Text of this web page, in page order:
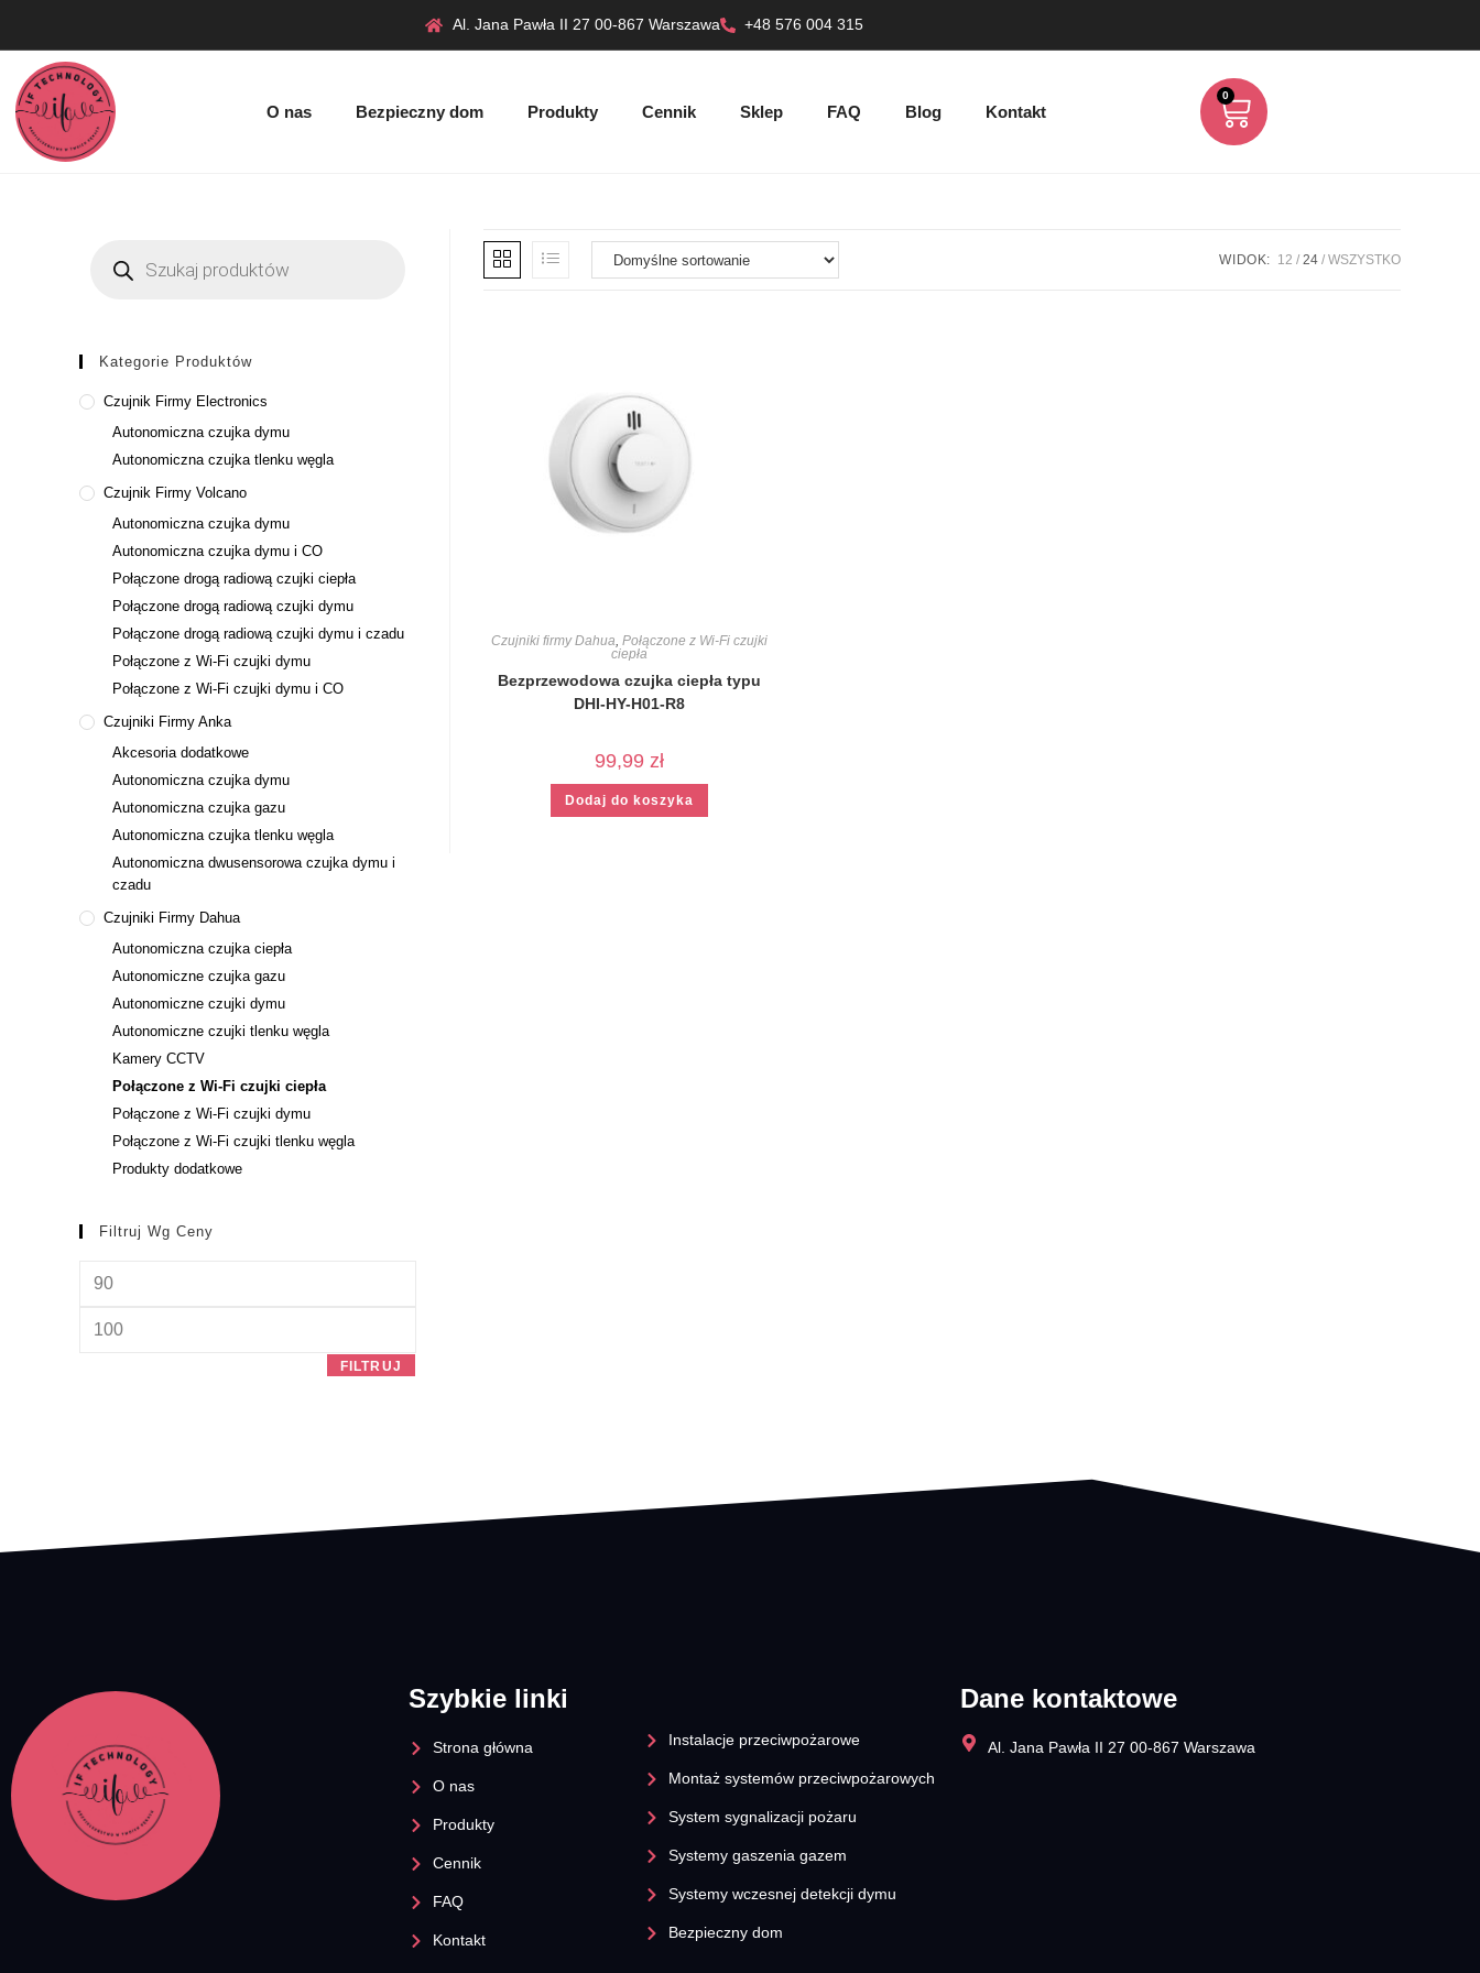
Al. Jana Pawła II 27 00-867 Warszawa +48 576 004 315
O nas Bezpieczny dom Produkty Cennik Sklep FAQ Blog Kontakt
0
WIDOK: 12 24 WSZYSTKO
Czujniki firmy Dahua, Połączone z Wi-Fi czujki
ciepła
Bezprzewodowa czujka ciepła typu
DHI-HY-H01-R8
99,99 zł
Dodaj do koszyka
Kategorie Produktów
Czujnik Firmy Electronics
Autonomiczna czujka dymu
Autonomiczna czujka tlenku węgla
Czujnik Firmy Volcano
Autonomiczna czujka dymu
Autonomiczna czujka dymu i CO
Połączone drogą radiową czujki ciepła
Połączone drogą radiową czujki dymu
Połączone drogą radiową czujki dymu i czadu
Połączone z Wi-Fi czujki dymu
Połączone z Wi-Fi czujki dymu i CO
Czujniki Firmy Anka
Akcesoria dodatkowe
Autonomiczna czujka dymu
Autonomiczna czujka gazu
Autonomiczna czujka tlenku węgla
Autonomiczna dwusensorowa czujka dymu i
czadu
Czujniki Firmy Dahua
Autonomiczna czujka ciepła
Autonomiczne czujka gazu
Autonomiczne czujki dymu
Autonomiczne czujki tlenku węgla
Kamery CCTV
Połączone z Wi-Fi czujki ciepła
Połączone z Wi-Fi czujki dymu
Połączone z Wi-Fi czujki tlenku węgla
Produkty dodatkowe
Filtruj Wg Ceny
FILTRUJ
Szybkie linki
Strona główna
O nas
Produkty
Cennik
FAQ
Kontakt
Instalacje przeciwpożarowe
Montaż systemów przeciwpożarowych
System sygnalizacji pożaru
Systemy gaszenia gazem
Systemy wczesnej detekcji dymu​
Bezpieczny dom
Dane kontaktowe
Al. Jana Pawła II 27 00-867 Warszawa